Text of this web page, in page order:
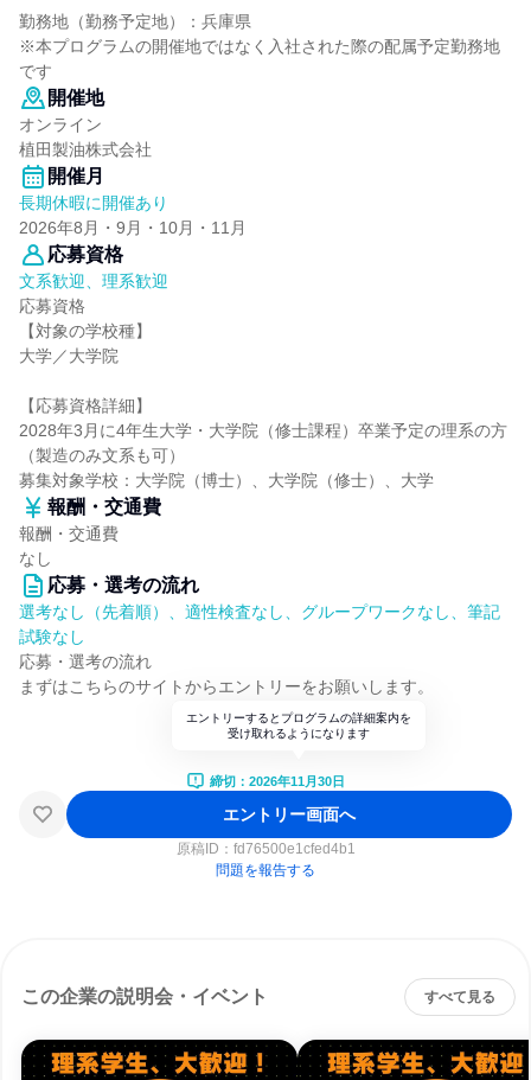
勤務地（勤務予定地）：兵庫県
※本プログラムの開催地ではなく⼊社された際の配属予定勤務地
です
開催地
オンライン
植田製油株式会社
開催月
長期休暇に開催あり
2026年8月・9月・10月・11月
応募資格
文系歓迎、理系歓迎
応募資格
【対象の学校種】
大学／大学院
【応募資格詳細】
2028年3月に4年生大学・大学院（修士課程）卒業予定の理系の方
（製造のみ文系も可）
募集対象学校：大学院（博士）、大学院（修士）、大学
報酬・交通費
報酬・交通費
なし
応募・選考の流れ
選考なし（先着順）、適性検査なし、グループワークなし、筆記
試験なし
応募・選考の流れ
まずはこちらのサイトからエントリーをお願いします。
エントリーするとプログラムの詳細案内を
受け取れるようになります
締切：2026年11月30日
エントリー画面へ
原稿ID： fd76500e1cfed4b1
問題を報告する
この企業の説明会・イベント すべて見る